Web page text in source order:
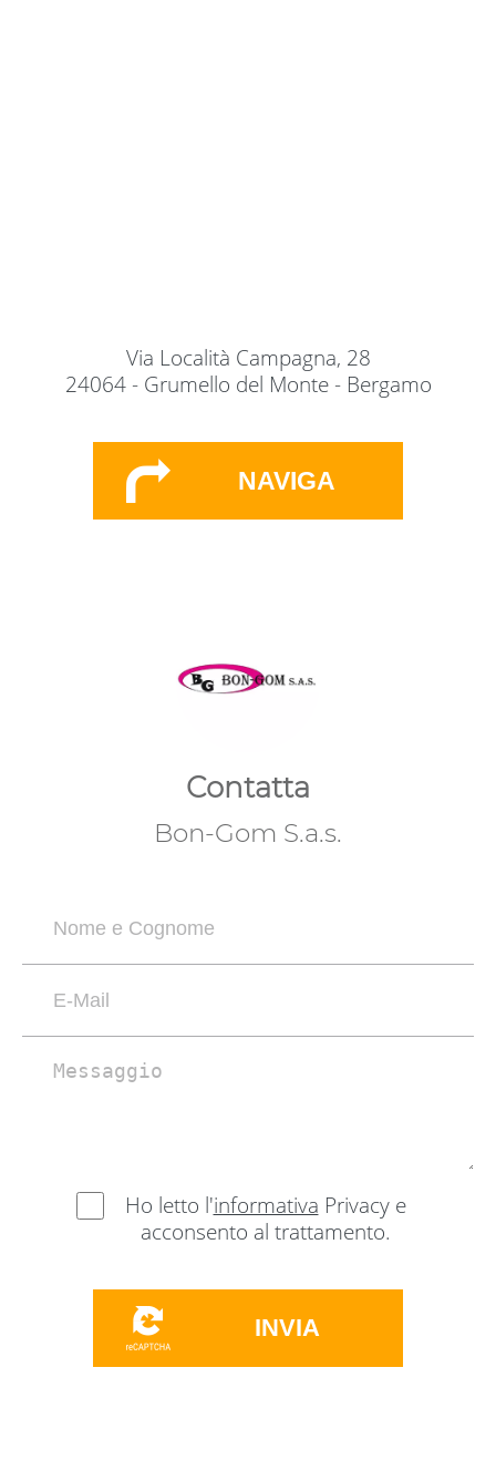
NAVIGA
Via Località Campagna, 28
24064 - Grumello del Monte - Bergamo
Contatta
Bon-Gom S.a.s.
Ho letto l'informativa Privacy e
acconsento al trattamento.
INVIA